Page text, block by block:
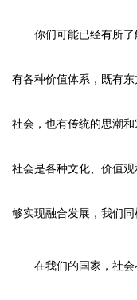
你们可能已经有所
有各种价值体系，既有
社会，也有传统的思潮
社会是各种文化、价值
够实现融合发展，我们同
在我们的国家，社